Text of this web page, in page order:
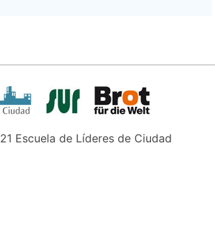
Escuela de Líderes de Ciudad